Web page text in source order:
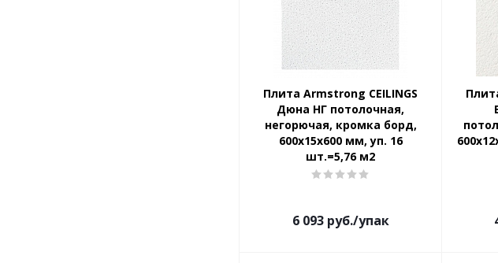
Плита Armstrong CEILINGS
Дюна НГ потолочная,
негорючая, кромка борд,
600х15х600 мм, уп. 16
шт.=5,76 м2
6 093руб./упак